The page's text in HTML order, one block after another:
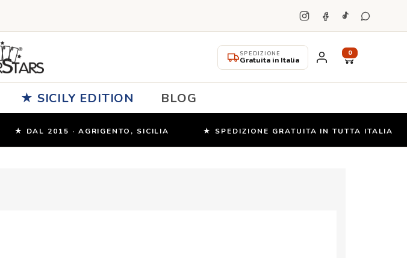
SPEDIZIONE
Gratuita in Italia
0
★ SICILY EDITION BLOG
★ DAL 2015 · AGRIGENTO, SICILIA ★ SPEDIZIONE GRATUITA IN TUTTA ITALIA